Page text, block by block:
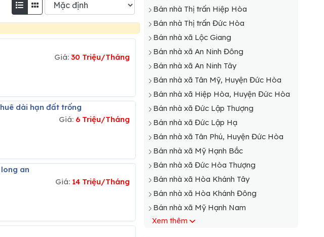
Giá:30 Triệu/Tháng
dài hạn đất trống
Giá: 6 Triệu/Tháng
an
Giá: 14 Triệu/Tháng
Bán nhà Thị trấn Hiệp Hòa
Bán nhà Thị trấn Đức Hòa
Bán nhà xã Lộc Giang
Bán nhà xã An Ninh Đông
Bán nhà xã An Ninh Tây
Bán nhà xã Tân Mỹ, Huyện Đức Hòa
Bán nhà xã Hiệp Hòa, Huyện Đức Hòa
Bán nhà xã Đức Lập Thượng
Bán nhà xã Đức Lập Hạ
Bán nhà xã Tân Phú, Huyện Đức Hòa
Bán nhà xã Mỹ Hạnh Bắc
Bán nhà xã Đức Hòa Thượng
Bán nhà xã Hòa Khánh Tây
Bán nhà xã Hòa Khánh Đông
Bán nhà xã Mỹ Hạnh Nam
Bán nhà xã Hòa Khánh Nam
Xem thêm